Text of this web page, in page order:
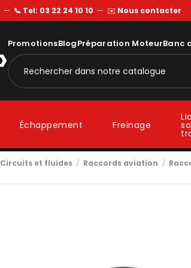
— 📞 Tel: 03 22 24 10 10 — ✉️ Nous contacter
PromotionsBlogPréparation MoteurBanc
Échappement Freinage
Circuits et fluides Raccords aviation